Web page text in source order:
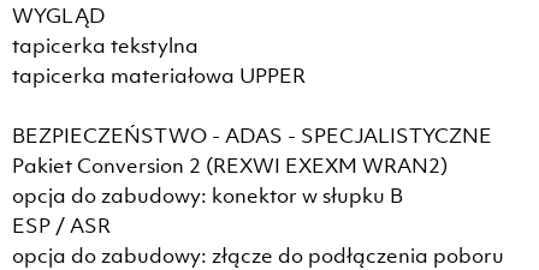
WYGLĄD
tapicerka tekstylna
tapicerka materiałowa UPPER
BEZPIECZEŃSTWO - ADAS - SPECJALISTYCZNE
Pakiet Conversion 2 (REXWI EXEXM WRAN2)
opcja do zabudowy: konektor w słupku B
ESP / ASR
opcja do zabudowy: złącze do podłączenia poboru